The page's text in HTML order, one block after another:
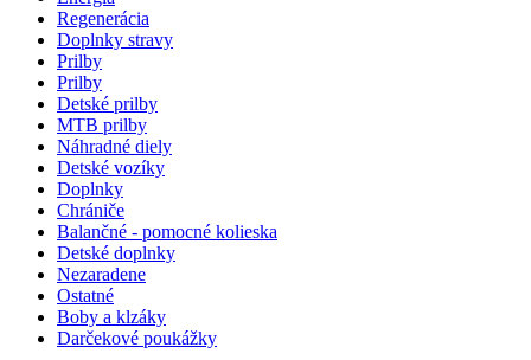
Regenerácia
Doplnky stravy
Prilby
Prilby
Detské prilby
MTB prilby
Náhradné diely
Detské vozíky
Doplnky
Chrániče
Balančné - pomocné kolieska
Detské doplnky
Nezaradene
Ostatné
Boby a klzáky
Darčekové poukážky